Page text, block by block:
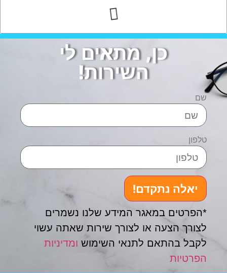
כן, מתאים לי
השירות!
שם
טלפון
יאלה נתקדם!
*הפרטים במאגר המידע שלנו נשמרים
לצורך הצעה או לצורך שירות שאתה עשוי
לקבל בהתאם לתנאי השימוש ומדיניות
הפרטיות